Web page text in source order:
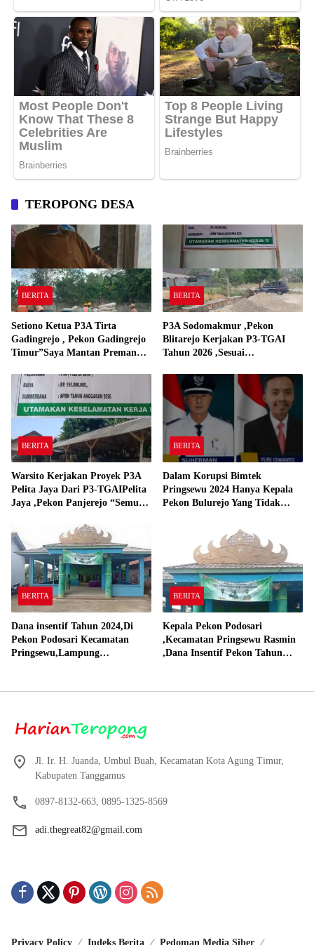
TEROPONG DESA
BERITA
Setiono Ketua P3A Tirta
Gadingrejo , Pekon Gadingrejo
Timur”Saya Mantan Preman
Gadingrejo Tahun 2000″
BERITA
P3A Sodomakmur ,Pekon
Blitarejo Kerjakan P3-TGAI
Tahun 2026 ,Sesuai
BERITA
Warsito Kerjakan Proyek P3A
Pelita Jaya Dari P3-TGAIPelita
Jaya ,Pekon Panjerejo “Semua
BERITA
Dalam Korupsi Bimtek
Pringsewu 2024 Hanya Kepala
Pekon Bulurejo Yang Tidak
BERITA
Dana insentif Tahun 2024,Di
Pekon Podosari Kecamatan
Pringsewu,Lampung
BERITA
Kepala Pekon Podosari
,Kecamatan Pringsewu Rasmin
,Dana Insentif Pekon Tahun
Jl. Ir. H. Juanda, Umbul Buah, Kecamatan Kota Agung Timur,
Kabupaten Tanggamus
0897-8132-663, 0895-1325-8569
adi.thegreat82@gmail.com
Privacy Policy Indeks Berita Pedoman Media Siber